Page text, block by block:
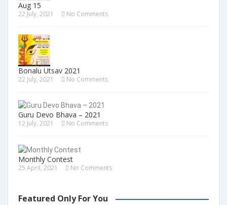
Aug 15
22 July, 2021 No Comments
Bonalu Utsav 2021
22 July, 2021 No Comments
Guru Devo Bhava – 2021
12 July, 2021 No Comments
Monthly Contest
25 April, 2021 No Comments
Featured Only For You